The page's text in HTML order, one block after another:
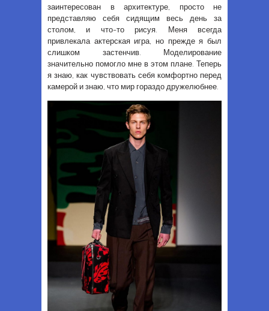
заинтересован в архитектуре, просто не
представляю себя сидящим весь день за
столом, и что-то рисуя. Меня всегда
привлекала актерская игра, но прежде я был
слишком застенчив. Моделирование
значительно помогло мне в этом плане. Теперь
я знаю, как чувствовать себя комфортно перед
камерой и знаю, что мир гораздо дружелюбнее.